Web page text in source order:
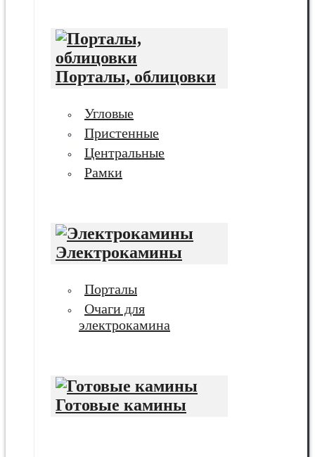
Порталы, облицовки
Угловые
Пристенные
Центральные
Рамки
Электрокамины
Порталы
Очаги для
электрокамина
Готовые камины